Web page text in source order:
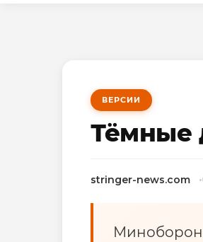
ВЕРСИИ
Тёмные
stringer-news.com